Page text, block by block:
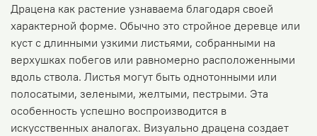
Драцена как растение узнаваема благодаря своей
характерной форме. Обычно это стройное деревце или
куст с длинными узкими листьями, собранными на
верхушках побегов или равномерно расположенными
вдоль ствола. Листья могут быть однотонными или
полосатыми, зелеными, желтыми, пестрыми. Эта
особенность успешно воспроизводится в
искусственных аналогах. Визуально драцена создает